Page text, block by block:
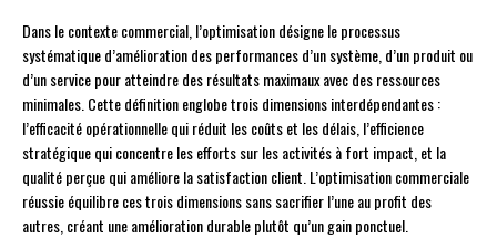
Dans le contexte commercial, l’optimisation désigne le processus
systématique d’amélioration des performances d’un système, d’un produit ou
d’un service pour atteindre des résultats maximaux avec des ressources
minimales. Cette définition englobe trois dimensions interdépendantes :
l’efficacité opérationnelle qui réduit les coûts et les délais, l’efficience
stratégique qui concentre les efforts sur les activités à fort impact, et la
qualité perçue qui améliore la satisfaction client. L’optimisation commerciale
réussie équilibre ces trois dimensions sans sacrifier l’une au profit des
autres, créant une amélioration durable plutôt qu’un gain ponctuel.